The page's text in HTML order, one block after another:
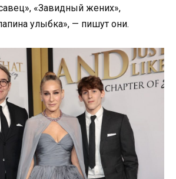
«Завидный жених»,
улыбка», — пишут они.